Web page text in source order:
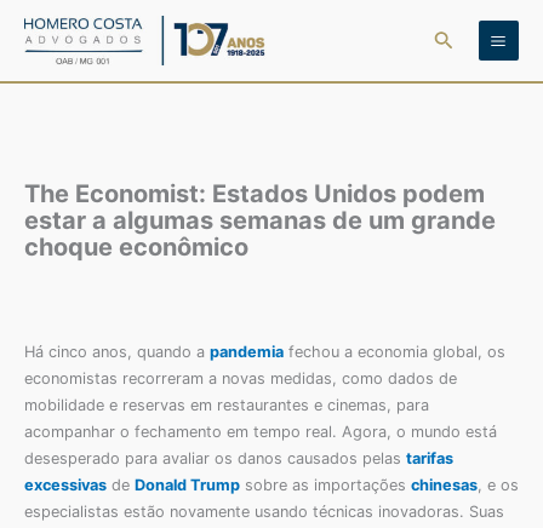
para
Pesquisar
The Economist: Estados Unidos podem
estar a algumas semanas de um grande
choque econômico
Há cinco anos, quando a pandemia fechou a economia global, os
economistas recorreram a novas medidas, como dados de
mobilidade e reservas em restaurantes e cinemas, para
acompanhar o fechamento em tempo real. Agora, o mundo está
desesperado para avaliar os danos causados pelas tarifas
excessivas de Donald Trump sobre as importações chinesas, e os
especialistas estão novamente usando técnicas inovadoras. Suas